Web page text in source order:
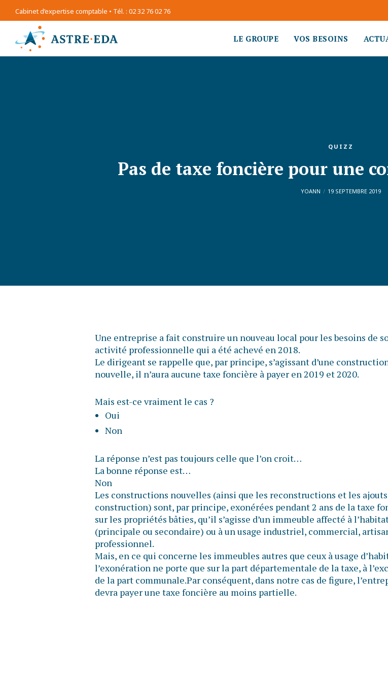
Cabinet d’expertise comptable • Tél. : 02 32 76 02 76
LE GROUPE VOS BESOINS
QUIZZ
Pas de taxe foncière pour une
YOANN 19 SEPTEMBRE 2019
Une entreprise a fait construire un nouveau local pour les besoins de
activité professionnelle qui a été achevé en 2018.
Le dirigeant se rappelle que, par principe, s’agissant d’une
nouvelle, il n’aura aucune taxe foncière à payer en 2019 et 2020.
Mais est-ce vraiment le cas ?
Oui
Non
La réponse n’est pas toujours celle que l’on croit…
La bonne réponse est…
Non
Les constructions nouvelles (ainsi que les reconstructions et les
construction) sont, par principe, exonérées pendant 2 ans de la taxe
sur les propriétés bâties, qu’il s’agisse d’un immeuble affecté à
(principale ou secondaire) ou à un usage industriel, commercial,
professionnel.
Mais, en ce qui concerne les immeubles autres que ceux à usage
l’exonération ne porte que sur la part départementale de la taxe, à
de la part communale.Par conséquent, dans notre cas de figure,
devra payer une taxe foncière au moins partielle.